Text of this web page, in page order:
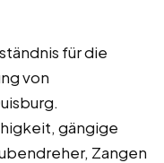
für die
von
gängige
Zangen